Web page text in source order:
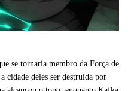
se tornaria membro da Força de
cidade deles ser destruída por